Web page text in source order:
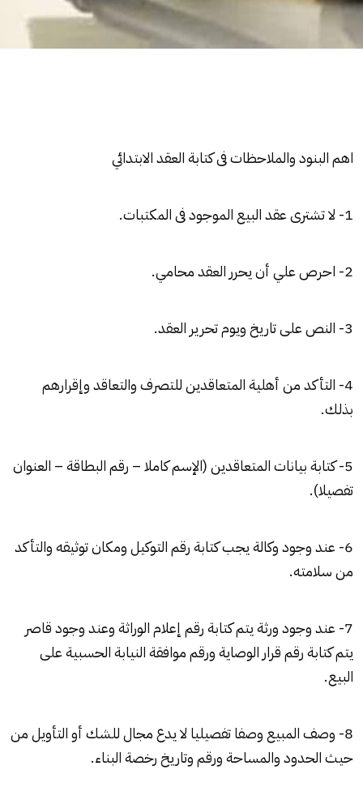
اهم البنود والملاحظات فى كتابة العقد الابتدائي
1- لا تشترى عقد البيع الموجود فى المكتبات.
2- احرص علي أن يحرر العقدمحامي.
3- النص على تاريخ ويوم تحرير العقد.
4- التأكد من أهلية المتعاقدينللتصرف والتعاقد وإقرارهم
بذلك.
5- كتابة بيانات المتعاقدين (الإسم كاملا – رقم البطاقة – العنوان
تفصيلا).
6- عند وجود وكالة يجب كتابة رقم التوكيل ومكان توثيقه والتأكد
من سلامته.
7- عند وجود ورثة يتم كتابة رقم إعلام الوراثة وعند وجود قاصر
يتم كتابة رقم قرار الوصاية ورقم موافقة النيابة الحسبية على
البيع.
8- وصف المبيع وصفا تفصيليا لا يدع مجال للشك أو التأويل من
حيث الحدود والمساحة ورقم وتاريخ رخصة البناء.